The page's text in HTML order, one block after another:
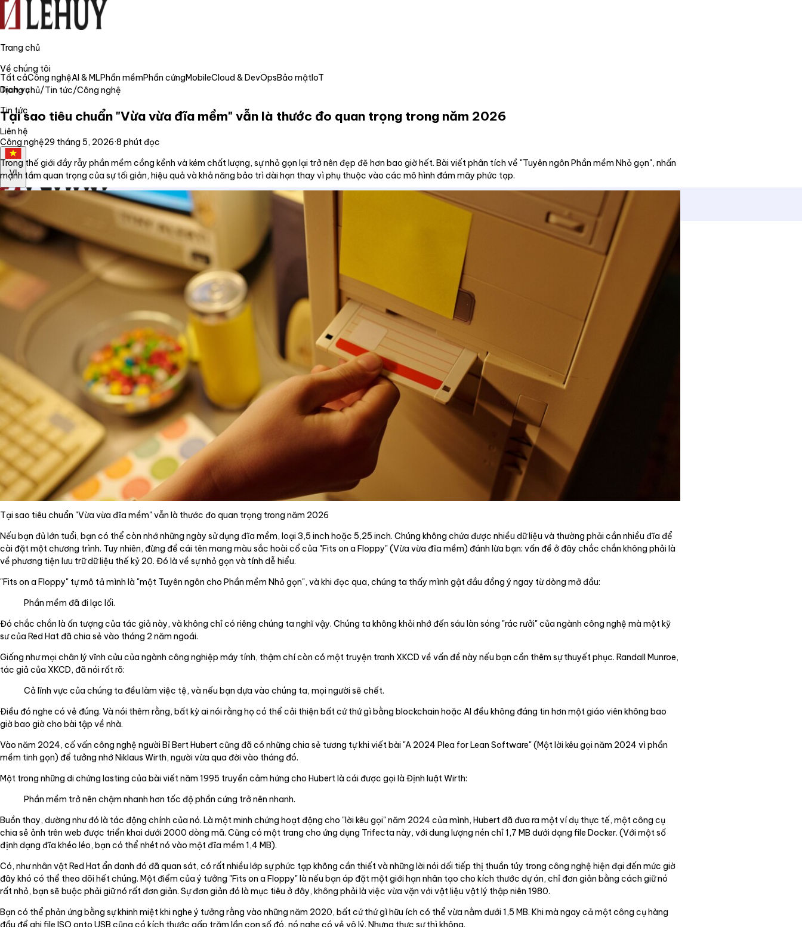
Trang chủ
Về chúng tôi
Dịch vụ
Tin tức
Liên hệ
VI
Trang chủ
Về chúng tôi
Dịch vụ
Tất cảCông nghệAI & MLPhần mềmPhần cứngMobileCloud & DevOpsBảo mậtIoT
Trang chủ/Tin tức/Công nghệ
Tại sao tiêu chuẩn "Vừa vừa đĩa mềm" vẫn là thước đo quan trọng trong năm 2026
Công nghệ29 tháng 5, 2026·8 phút đọc
Trong thế giới đầy rẫy phần mềm cồng kềnh và kém chất lượng, sự nhỏ gọn lại trở nên đẹp đẽ hơn bao giờ hết. Bài viết phân tích về "Tuyên ngôn Phần mềm Nhỏ gọn", nhấn
mạnh tầm quan trọng của sự tối giản, hiệu quả và khả năng bảo trì dài hạn thay vì phụ thuộc vào các mô hình đám mây phức tạp.
Tại sao tiêu chuẩn "Vừa vừa đĩa mềm" vẫn là thước đo quan trọng trong năm 2026
Nếu bạn đủ lớn tuổi, bạn có thể còn nhớ những ngày sử dụng đĩa mềm, loại 3,5 inch hoặc 5,25 inch. Chúng không chứa được nhiều dữ liệu và thường phải cần nhiều đĩa để
cài đặt một chương trình. Tuy nhiên, đừng để cái tên mang màu sắc hoài cổ của "Fits on a Floppy" (Vừa vừa đĩa mềm) đánh lừa bạn: vấn đề ở đây chắc chắn không phải là
về phương tiện lưu trữ dữ liệu thế kỷ 20. Đó là về sự nhỏ gọn và tính dễ hiểu.
"Fits on a Floppy" tự mô tả mình là "một Tuyên ngôn cho Phần mềm Nhỏ gọn", và khi đọc qua, chúng ta thấy mình gật đầu đồng ý ngay từ dòng mở đầu:
Phần mềm đã đi lạc lối.
Đó chắc chắn là ấn tượng của tác giả này, và không chỉ có riêng chúng ta nghĩ vậy. Chúng ta không khỏi nhớ đến sáu làn sóng "rác rưởi" của ngành công nghệ mà một kỹ
sư của Red Hat đã chia sẻ vào tháng 2 năm ngoái.
Giống như mọi chân lý vĩnh cửu của ngành công nghiệp máy tính, thậm chí còn có một truyện tranh XKCD về vấn đề này nếu bạn cần thêm sự thuyết phục. Randall Munroe,
tác giả của XKCD, đã nói rất rõ:
Cả lĩnh vực của chúng ta đều làm việc tệ, và nếu bạn dựa vào chúng ta, mọi người sẽ chết.
Điều đó nghe có vẻ đúng. Và nói thêm rằng, bất kỳ ai nói rằng họ có thể cải thiện bất cứ thứ gì bằng blockchain hoặc AI đều không đáng tin hơn một giáo viên không bao
giờ bao giờ cho bài tập về nhà.
Vào năm 2024, cố vấn công nghệ người Bỉ Bert Hubert cũng đã có những chia sẻ tương tự khi viết bài "A 2024 Plea for Lean Software" (Một lời kêu gọi năm 2024 vì phần
mềm tinh gọn) để tưởng nhớ Niklaus Wirth, người vừa qua đời vào tháng đó.
Một trong những di chứng lasting của bài viết năm 1995 truyền cảm hứng cho Hubert là cái được gọi là Định luật Wirth:
Phần mềm trở nên chậm nhanh hơn tốc độ phần cứng trở nên nhanh.
Buồn thay, dường như đó là tác động chính của nó. Là một minh chứng hoạt động cho "lời kêu gọi" năm 2024 của mình, Hubert đã đưa ra một ví dụ thực tế, một công cụ
chia sẻ ảnh trên web được triển khai dưới 2000 dòng mã. Cũng có một trang cho ứng dụng Trifecta này, với dung lượng nén chỉ 1,7 MB dưới dạng file Docker. (Với một số
định dạng đĩa khéo léo, bạn có thể nhét nó vào một đĩa mềm 1,4 MB).
Có, như nhân vật Red Hat ẩn danh đó đã quan sát, có rất nhiều lớp sự phức tạp không cần thiết và những lời nói dối tiếp thị thuần túy trong công nghệ hiện đại đến mức giờ
đây khó có thể theo dõi hết chúng. Một điểm của ý tưởng "Fits on a Floppy" là nếu bạn áp đặt một giới hạn nhân tạo cho kích thước dự án, chỉ đơn giản bằng cách giữ nó
rất nhỏ, bạn sẽ buộc phải giữ nó rất đơn giản. Sự đơn giản đó là mục tiêu ở đây, không phải là việc vừa vặn với vật liệu vật lý thập niên 1980.
Bạn có thể phản ứng bằng sự khinh miệt khi nghe ý tưởng rằng vào những năm 2020, bất cứ thứ gì hữu ích có thể vừa nằm dưới 1,5 MB. Khi mà ngay cả một công cụ hàng
đầu để ghi file ISO onto USB cũng có kích thước gấp trăm lần con số đó, nó nghe có vẻ vô lý. Nhưng thực sự thì không.